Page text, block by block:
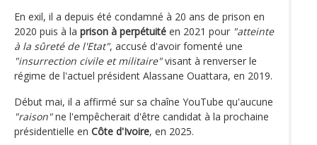
En exil, il a depuis été condamné à 20 ans de prison en
2020 puis à la prison à perpétuité en 2021 pour "atteinte
à la sûreté de l'Etat", accusé d'avoir fomenté une
"insurrection civile et militaire"visant à renverser le
régime de l'actuel président Alassane Ouattara, en 2019.
Début mai, il a affirmé sur sa chaîne YouTube qu'aucune
"raison"ne l'empêcherait d'être candidat à la prochaine
présidentielle en Côte d'Ivoire, en 2025.